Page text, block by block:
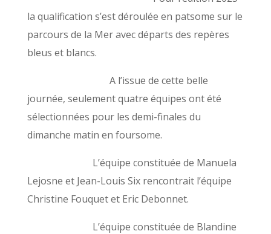
la qualification s’est déroulée en patsome sur le
parcours de la Mer avec départs des repères
bleus et blancs.
A l’issue de cette belle
journée, seulement quatre équipes ont été
sélectionnées pour les demi-finales du
dimanche matin en foursome.
L’équipe constituée de Manuela
Lejosne et Jean-Louis Six rencontrait l’équipe
Christine Fouquet et Eric Debonnet.
L’équipe constituée de Blandine